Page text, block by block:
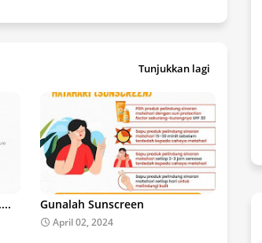
Tunjukkan lagi
Gunalah Sunscreen
April 02, 2024